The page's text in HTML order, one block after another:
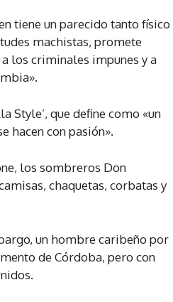
tiene un parecido tanto físico
machistas, promete
los criminales impunes y a
Style’, que define como «un
hacen con pasión».
los sombreros Don
chaquetas, corbatas y
un hombre caribeño por
de Córdoba, pero con